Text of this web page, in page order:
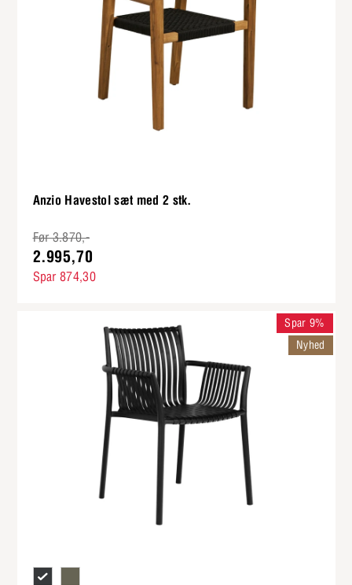
Anzio Havestol sæt med 2 stk.
Før 3.870,-
2.995,70
Spar 874,30
Sort plastik
Spar 9%
Nyhed